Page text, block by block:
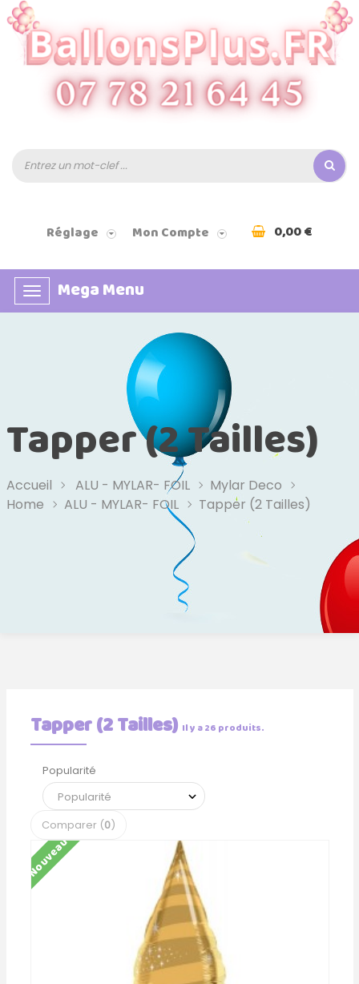
Réglage Mon Compte 0,00 €
Basculer
la
Mega Menu
Tapper (2 Tailles)
Accueil ALU - MYLAR- FOIL
Mylar Deco
Home
ALU - MYLAR- FOIL Tapper (2 Tailles)
Tapper (2 Tailles) Il y a 26 produits.
Popularité
Comparer (0)
Nouveau